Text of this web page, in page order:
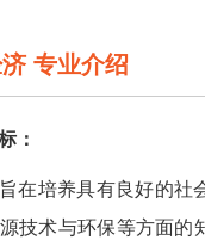
专业介绍
：
在培养具有良好的社
技术与环保等方面的